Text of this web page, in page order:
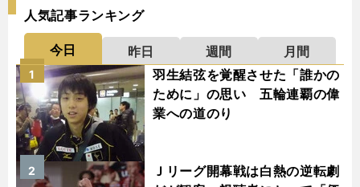
人気記事ランキング
今日 昨日 週間
月間
羽生結弦を覚醒させた「誰かの
ために」の思い 五輪連覇の偉
業への道のり
1
Ｊリーグ開幕戦は白熱の逆転劇
2